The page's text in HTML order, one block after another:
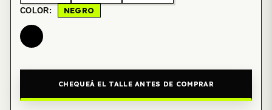
COLOR: NEGRO
CHEQUEÁ EL TALLE ANTES DE COMPRAR